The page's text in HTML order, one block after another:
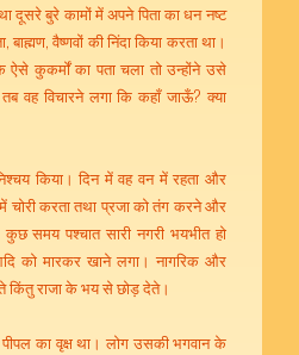
दूसरे बुरे कामों में अपने पिता का धन नष्ट
वैष्णवों की निंदा किया करता था।
कुकर्मों का पता चला तो उन्होंने उसे
वह विचारने लगा कि कहाँ जाऊँ? क्या
किया। दिन में वह वन में रहता और
में चोरी करता तथा प्रजा को तंग करने और
समय पश्चात सारी नगरी भयभीत हो
को मारकर खाने लगा। नागरिक और
किंतु राजा के भय से छोड़ देते।
का वृक्ष था। लोग उसकी भगवान के